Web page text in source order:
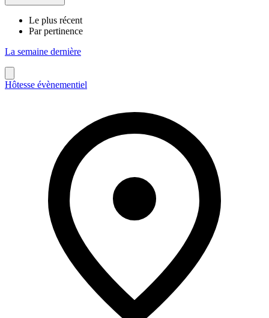
Le plus récent
Par pertinence
La semaine dernière
Hôtesse évènementiel